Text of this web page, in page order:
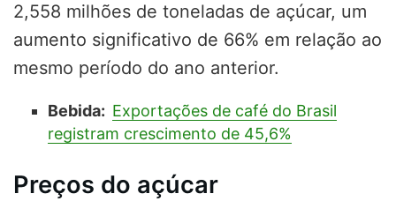
2,558 milhões de toneladas de açúcar, um
aumento significativo de 66% em relação ao
mesmo período do ano anterior.
Bebida: Exportações de café do Brasil
registram crescimento de 45,6%
Preços do açúcar